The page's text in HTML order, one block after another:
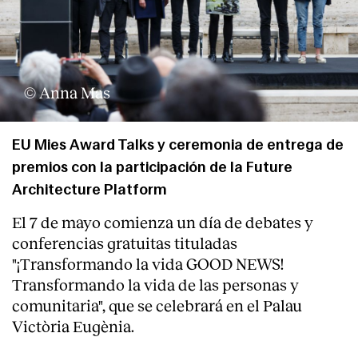
© Anna Mas
EU Mies Award Talks y ceremonia de entrega de
premios con la participación de la Future
Architecture Platform
El 7 de mayo comienza un día de debates y
conferencias gratuitas tituladas
"¡Transformando la vida GOOD NEWS!
Transformando la vida de las personas y
comunitaria", que se celebrará en el Palau
Victòria Eugènia.